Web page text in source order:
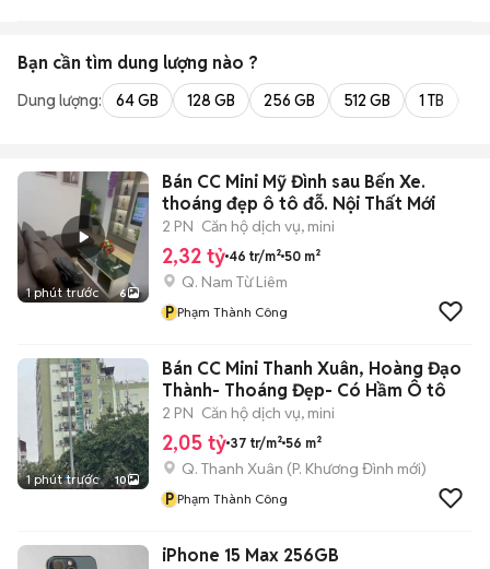
Bạn cần tìm dung lượng nào ?
Dung lượng: 64 GB 128 GB 256 GB 512 GB 1 TB
1 phút trước 6
Bán CC Mini Mỹ Đình sau Bến Xe.
thoáng đẹp ô tô đỗ. Nội Thất Mới
2 PN Căn hộ dịch vụ, mini
2,32 tỷ 46 tr/m² 50 m²
Q. Nam Từ Liêm
P Phạm Thành Công
1 phút trước 10
Bán CC Mini Thanh Xuân, Hoàng Đạo
Thành- Thoáng Đẹp- Có Hầm Ô tô
2 PN Căn hộ dịch vụ, mini
2,05 tỷ 37 tr/m² 56 m²
Q. Thanh Xuân (P. Khương Đình mới)
P Phạm Thành Công
iPhone 15 Max 256GB